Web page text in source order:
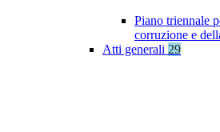
Piano triennale
corruzione e
Atti generali 29